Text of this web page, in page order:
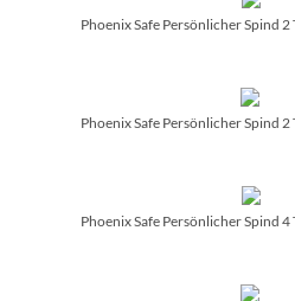
Phoenix Safe Persönlicher Spind
Phoenix Safe Persönlicher Spind
Phoenix Safe Persönlicher Spind